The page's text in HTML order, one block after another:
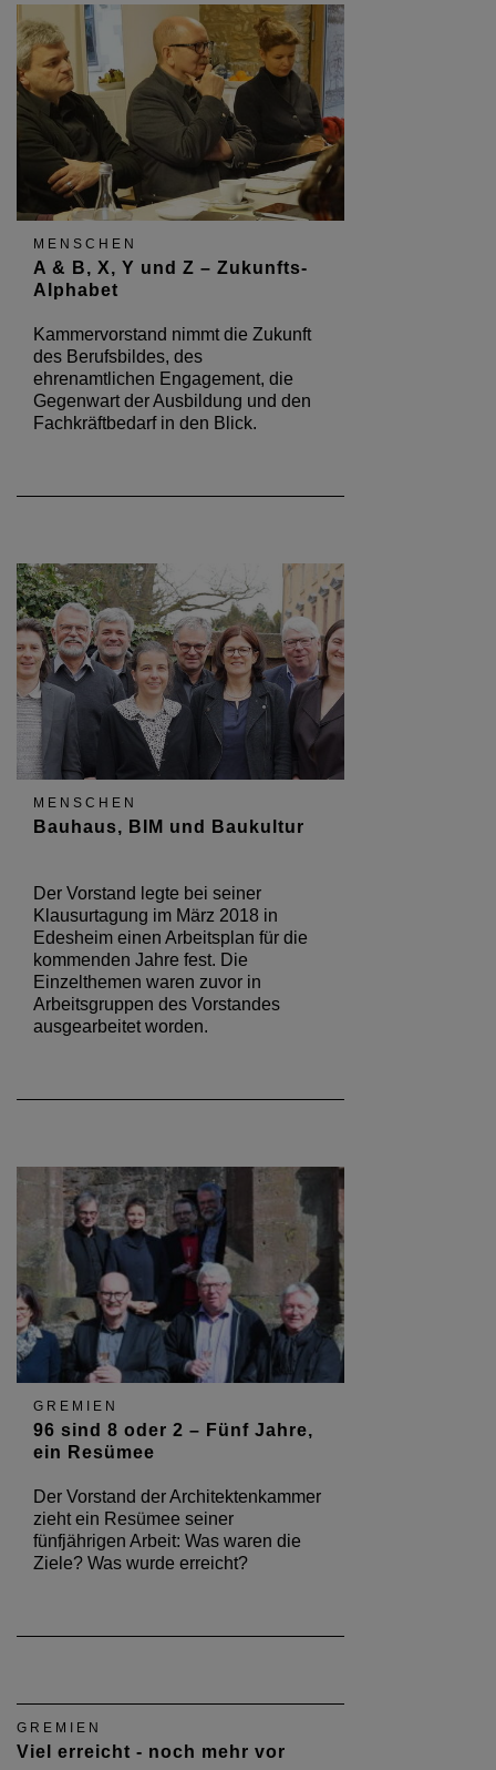
MENSCHEN
A & B, X, Y und Z – Zukunfts-
Alphabet
Kammervorstand nimmt die Zukunft
des Berufsbildes, des
ehrenamtlichen Engagement, die
Gegenwart der Ausbildung und den
Fachkräftbedarf in den Blick.
MENSCHEN
Bauhaus, BIM und Baukultur
Der Vorstand legte bei seiner
Klausurtagung im März 2018 in
Edesheim einen Arbeitsplan für die
kommenden Jahre fest. Die
Einzelthemen waren zuvor in
Arbeitsgruppen des Vorstandes
ausgearbeitet worden.
GREMIEN
96 sind 8 oder 2 – Fünf Jahre,
ein Resümee
Der Vorstand der Architektenkammer
zieht ein Resümee seiner
fünfjährigen Arbeit: Was waren die
Ziele? Was wurde erreicht?
GREMIEN
Viel erreicht - noch mehr vor